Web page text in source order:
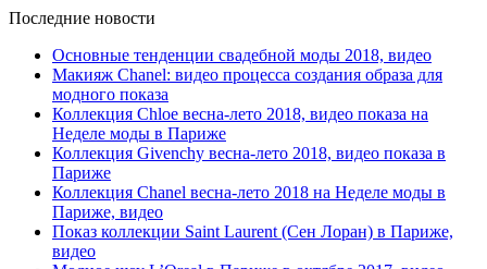
Последние новости
Основные тенденции свадебной моды 2018, видео
Макияж Chanel: видео процесса создания образа для
модного показа
Коллекция Chloe весна-лето 2018, видео показа на
Неделе моды в Париже
Коллекция Givenchy весна-лето 2018, видео показа в
Париже
Коллекция Chanel весна-лето 2018 на Неделе моды в
Париже, видео
Показ коллекции Saint Laurent (Сен Лоран) в Париже,
видео